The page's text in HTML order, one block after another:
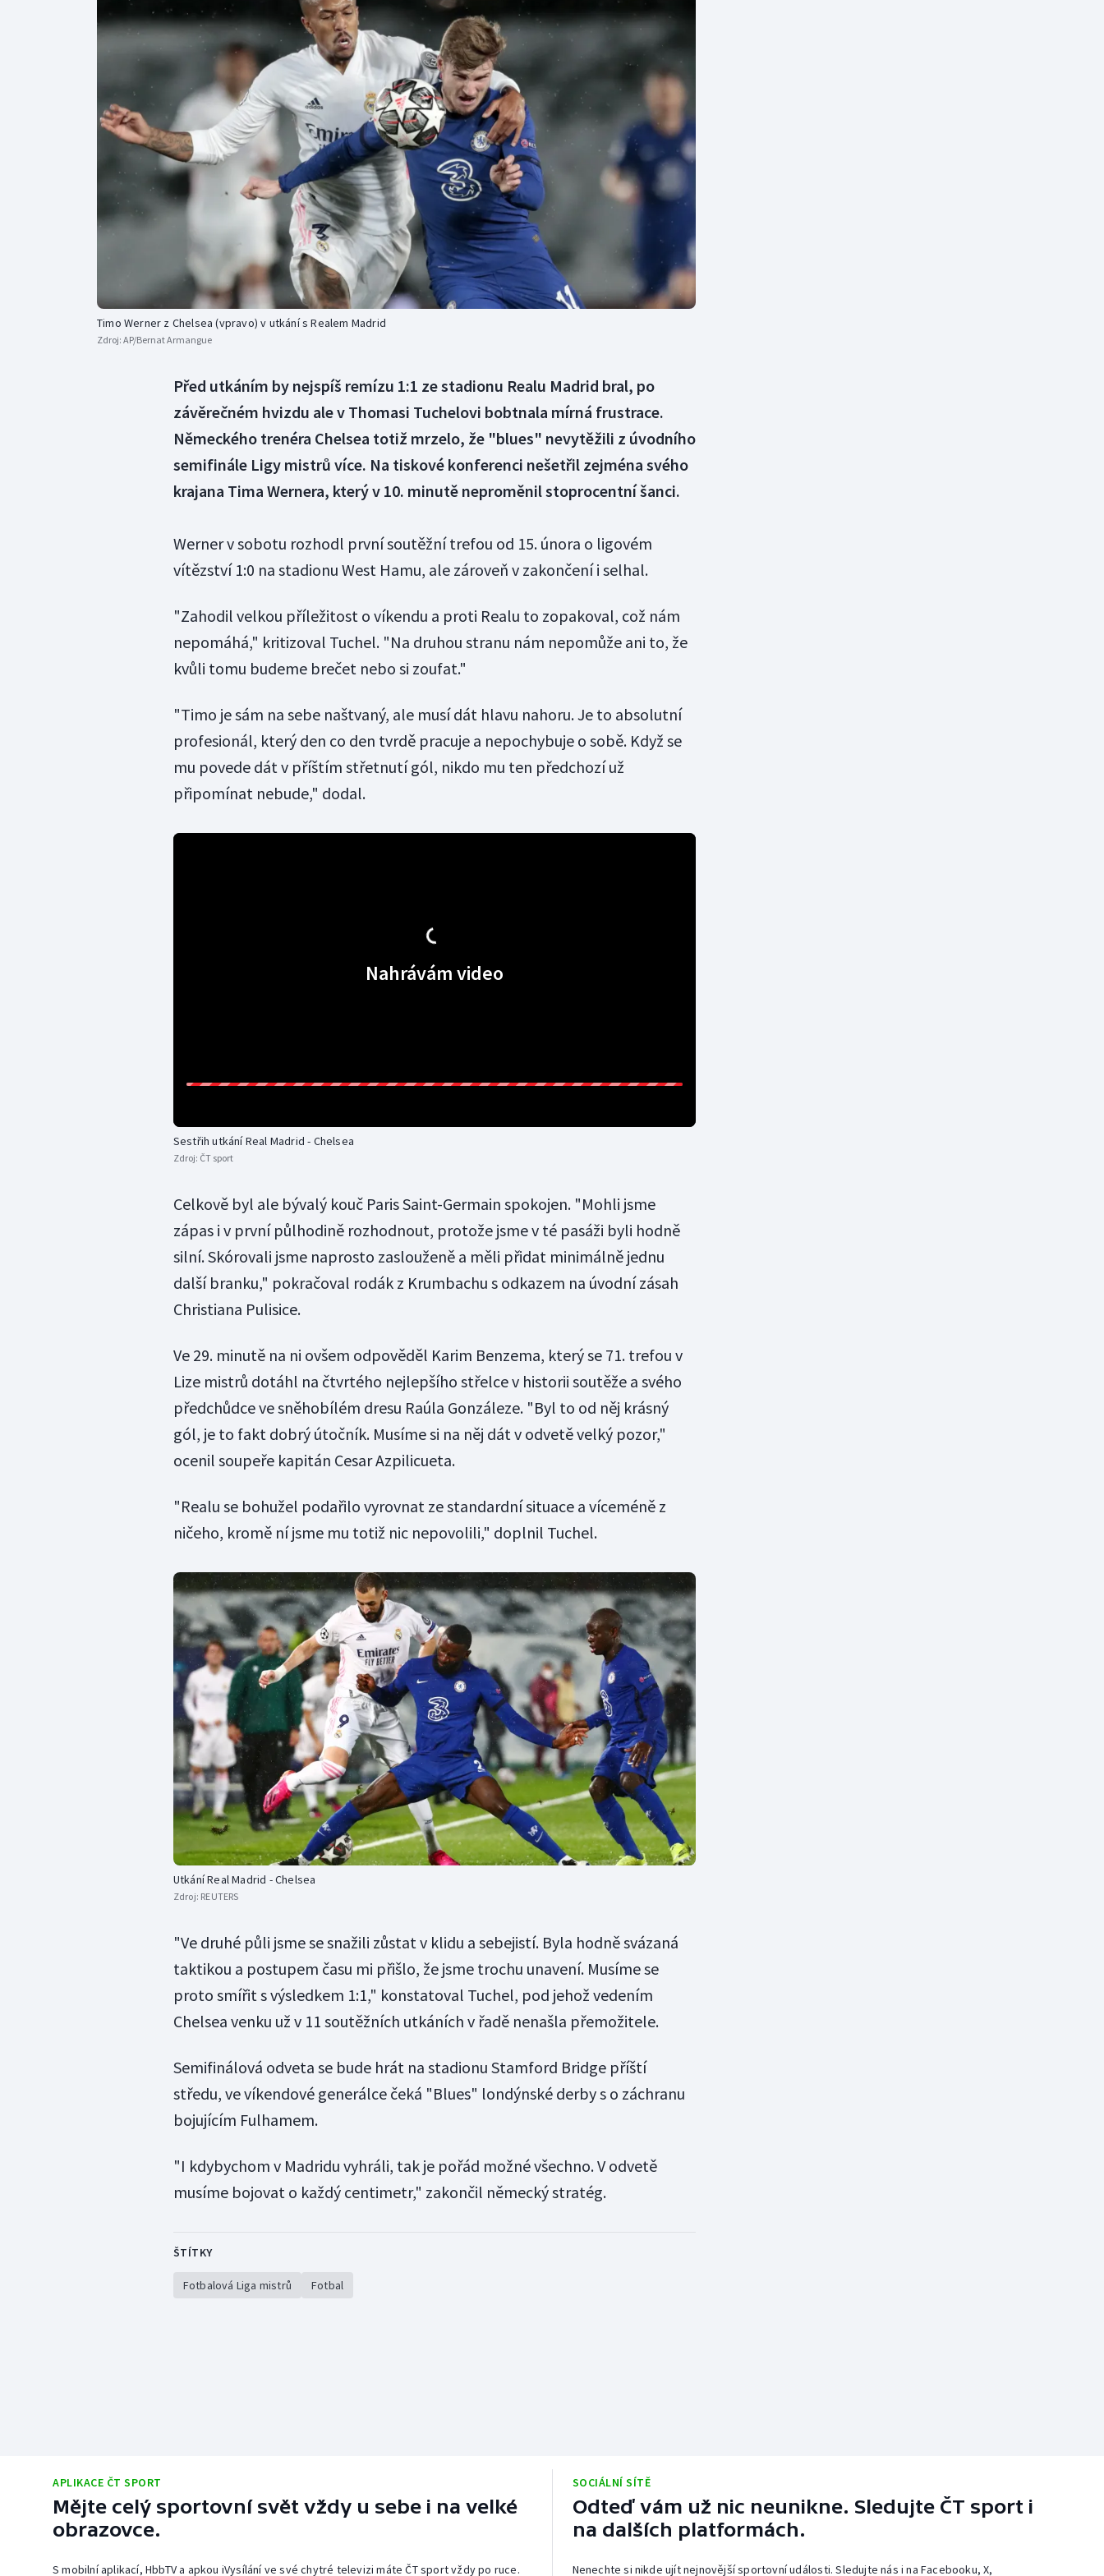
Curling
Dostihy
Florbal
Futsal
Golf
Gymnastika
Moderní pětiboj
Motorsport
Olympijské hry
Parasport
Plavání
Plážový volejbal
Triatlon
Veslování
Vodní slalom
Volejbal
Ostatní
Timo Werner z Chelsea (vpravo) v utkání s Realem Madrid
Zdroj: AP/Bernat Armangue
Před utkáním by nejspíš remízu 1:1 ze stadionu Realu Madrid bral, po
závěrečném hvizdu ale v Thomasi Tuchelovi bobtnala mírná frustrace.
Německého trenéra Chelsea totiž mrzelo, že "blues" nevytěžili z úvodního
semifinále Ligy mistrů více. Na tiskové konferenci nešetřil zejména svého
krajana Tima Wernera, který v 10. minutě neproměnil stoprocentní šanci.
Werner v sobotu rozhodl první soutěžní trefou od 15. února o ligovém
vítězství 1:0 na stadionu West Hamu, ale zároveň v zakončení i selhal.
"Zahodil velkou příležitost o víkendu a proti Realu to zopakoval, což nám
nepomáhá," kritizoval Tuchel. "Na druhou stranu nám nepomůže ani to, že
kvůli tomu budeme brečet nebo si zoufat."
"Timo je sám na sebe naštvaný, ale musí dát hlavu nahoru. Je to absolutní
profesionál, který den co den tvrdě pracuje a nepochybuje o sobě. Když se
mu povede dát v příštím střetnutí gól, nikdo mu ten předchozí už
připomínat nebude," dodal.
Nahrávám video
Sestřih utkání Real Madrid - Chelsea
Zdroj: ČT sport
Celkově byl ale bývalý kouč Paris Saint-Germain spokojen. "Mohli jsme
zápas i v první půlhodině rozhodnout, protože jsme v té pasáži byli hodně
silní. Skórovali jsme naprosto zaslouženě a měli přidat minimálně jednu
další branku," pokračoval rodák z Krumbachu s odkazem na úvodní zásah
Christiana Pulisice.
Ve 29. minutě na ni ovšem odpověděl Karim Benzema, který se 71. trefou v
Lize mistrů dotáhl na čtvrtého nejlepšího střelce v historii soutěže a svého
předchůdce ve sněhobílém dresu Raúla Gonzáleze. "Byl to od něj krásný
gól, je to fakt dobrý útočník. Musíme si na něj dát v odvetě velký pozor,"
ocenil soupeře kapitán Cesar Azpilicueta.
"Realu se bohužel podařilo vyrovnat ze standardní situace a víceméně z
ničeho, kromě ní jsme mu totiž nic nepovolili," doplnil Tuchel.
Utkání Real Madrid - Chelsea
Zdroj: REUTERS
"Ve druhé půli jsme se snažili zůstat v klidu a sebejistí. Byla hodně svázaná
taktikou a postupem času mi přišlo, že jsme trochu unavení. Musíme se
proto smířit s výsledkem 1:1," konstatoval Tuchel, pod jehož vedením
Chelsea venku už v 11 soutěžních utkáních v řadě nenašla přemožitele.
Semifinálová odveta se bude hrát na stadionu Stamford Bridge příští
středu, ve víkendové generálce čeká "Blues" londýnské derby s o záchranu
bojujícím Fulhamem.
"I kdybychom v Madridu vyhráli, tak je pořád možné všechno. V odvetě
musíme bojovat o každý centimetr," zakončil německý stratég.
ŠTÍTKY
Fotbalová Liga mistrů Fotbal
APLIKACE ČT SPORT
Mějte celý sportovní svět vždy u sebe i na velké
obrazovce.
S mobilní aplikací, HbbTV a apkou iVysílání ve své chytré televizi máte ČT sport vždy po ruce.
SOCIÁLNÍ SÍTĚ
Odteď vám už nic neunikne. Sledujte ČT sport i
na dalších platformách.
Nenechte si nikde ujít nejnovější sportovní události. Sledujte nás i na Facebooku, X,